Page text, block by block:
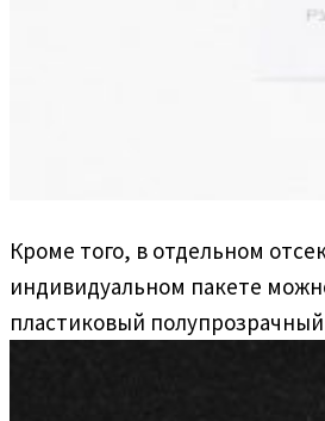
Кроме того, в отдельном
индивидуальном пакете
пластиковый